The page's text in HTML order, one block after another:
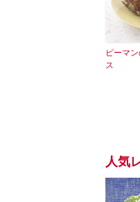
ピーマ
ス
人気